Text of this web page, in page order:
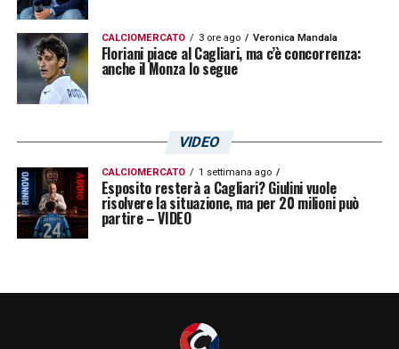
CALCIOMERCATO 3 ore ago Veronica Mandala
Floriani piace al Cagliari, ma c’è concorrenza:
anche il Monza lo segue
VIDEO
CALCIOMERCATO 1 settimana ago
Esposito resterà a Cagliari? Giulini vuole
risolvere la situazione, ma per 20 milioni può
partire – VIDEO